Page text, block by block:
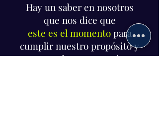
Hay un saber en nosotros
que nos dice que
este es el momentopara
cumplir nuestro propósito y
que grandes cosas están en